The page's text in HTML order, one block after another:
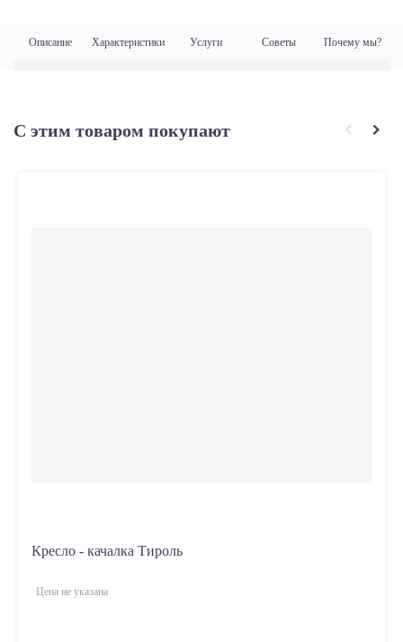
Описание Характеристики Услуги Советы Почему мы?
С этим товаром покупают
Кресло - качалка Тироль
Цена не указана